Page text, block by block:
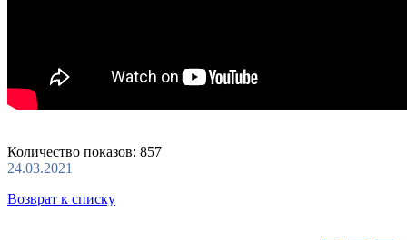
Количество показов: 857
24.03.2021
Возврат к списку